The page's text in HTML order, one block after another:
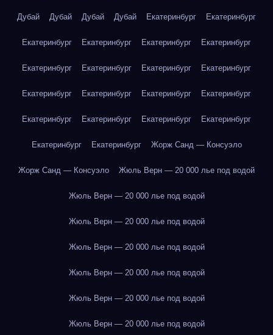
Дубай Дубай Дубай Дубай Екатеринбург Екатеринбург
Екатеринбург Екатеринбург Екатеринбург Екатеринбург
Екатеринбург Екатеринбург Екатеринбург Екатеринбург
Екатеринбург Екатеринбург Екатеринбург Екатеринбург
Екатеринбург Екатеринбург Екатеринбург Екатеринбург
Екатеринбург Екатеринбург Жорж Санд — Консуэло
Жорж Санд — Консуэло Жюль Верн — 20 000 лье под водой
Жюль Верн — 20 000 лье под водой
Жюль Верн — 20 000 лье под водой
Жюль Верн — 20 000 лье под водой
Жюль Верн — 20 000 лье под водой
Жюль Верн — 20 000 лье под водой
Жюль Верн — 20 000 лье под водой